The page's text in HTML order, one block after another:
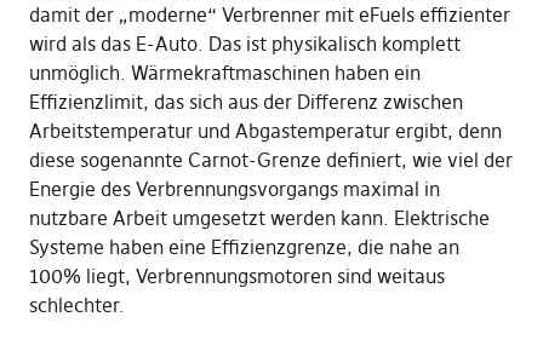
damit der „moderne“ Verbrenner mit eFuels effizienter
wird als das E-Auto. Das ist physikalisch komplett
unmöglich. Wärmekraftmaschinen haben ein
Effizienzlimit, das sich aus der Differenz zwischen
Arbeitstemperatur und Abgastemperatur ergibt, denn
diese sogenannte Carnot-Grenze definiert, wie viel der
Energie des Verbrennungsvorgangs maximal in
nutzbare Arbeit umgesetzt werden kann. Elektrische
Systeme haben eine Effizienzgrenze, die nahe an
100% liegt, Verbrennungsmotoren sind weitaus
schlechter.